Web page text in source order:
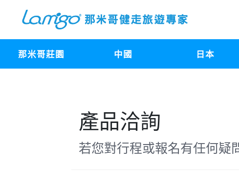
那米哥莊園 中國 日本
產品洽詢
若您對行程或報名有任何疑